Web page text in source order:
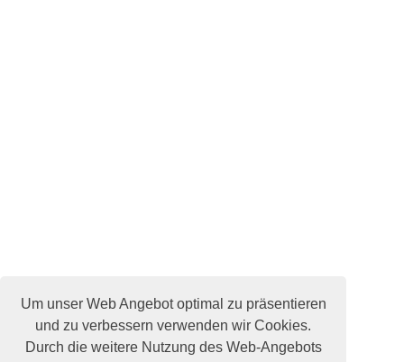
Um unser Web Angebot optimal zu präsentieren
und zu verbessern verwenden wir Cookies.
Durch die weitere Nutzung des Web-Angebots